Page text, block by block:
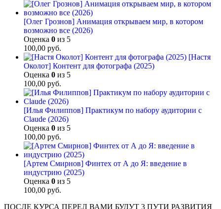
[Олег Грознов] Анимация открываем мир, в котором
возможно все (2026)
Оценка 0 из 5
100,00 руб.
[Настя
Околот] Контент для фотографа (2025)
Оценка 0 из 5
100,00 руб.
[Илья Филиппов] Практикум по набору аудитории с
Claude (2026)
Оценка 0 из 5
100,00 руб.
[Артем Смирнов] Финтех от А до Я: введение в
индустрию (2025)
Оценка 0 из 5
100,00 руб.
ПОСЛЕ КУРСА ПЕРЕД ВАМИ БУДУТ 3 ПУТИ РАЗВИТИЯ